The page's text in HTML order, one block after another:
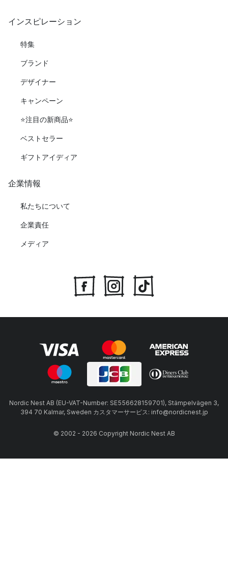
インスピレーション
特集
ブランド
デザイナー
キャンペーン
⭐️注目の新商品⭐️
ベストセラー
ギフトアイディア
企業情報
私たちについて
企業責任
メディア
Nordic Nest AB (EU-VAT-Number: SE556628159701), Stämpelvägen 3,
394 70 Kalmar, Sweden カスタマーサービス: info@nordicnest.jp
© 2002 - 2026 Copyright Nordic Nest AB